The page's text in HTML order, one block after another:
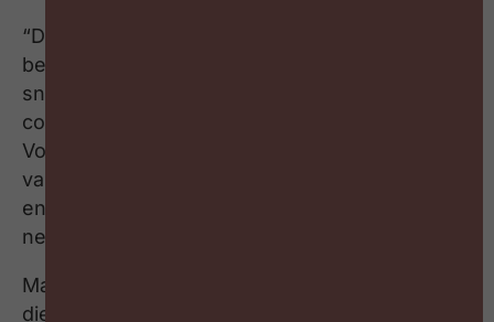
“Dit krijg ik moeilijk uitgelegd aan onze
bedrijfsleiders. Onze lonen stijgen 5,7 procent
sneller dan bij onze handelspartners en onze
competitiviteit gaat alle dagen achteruit.
Volgens de loonnormwet, de zogenaamde Wet
van ’96, wordt de loonnorm dan op nul gezet
en zal de regering bijkomende maatregelen
nemen om onze competitiviteit te beschermen.
Maar wat doet de regering? Ze geeft iedereen
die in een bedrijf werkt waar winst gemaakt